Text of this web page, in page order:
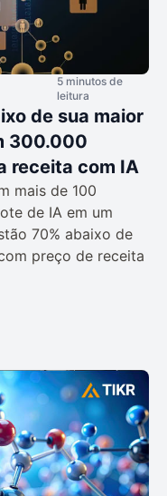
5 minutos de
leitura
de sua maior
300.000
receita com IA
mais de 100
de IA em um
70% abaixo de
preço de receita